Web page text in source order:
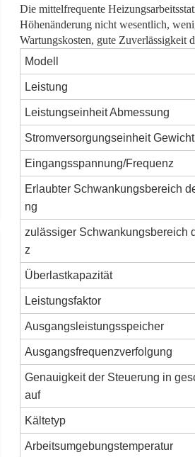
Die mittelfrequente
Höhenänderung nicht wesentlich,
Wartungskosten, gute Zuverlässigkeit
Modell
Leistung
Leistungseinheit Abmessung
Stromversorgungseinheit Gewicht
Eingangsspannung/Frequenz
Erlaubter Schwankungsbereich
ng
zulässiger Schwankungsbereich
z
Überlastkapazität
Leistungsfaktor
Ausgangsleistungsspeicher
Ausgangsfrequenzverfolgung
Genauigkeit der Steuerung in
auf
Kältetyp
Arbeitsumgebungstemperatur